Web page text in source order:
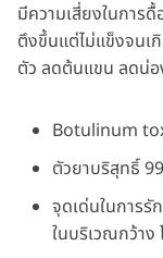
มีความเสี่ยงในการ
ตึงขึ้นแต่ไม่แข็งจนเ
ตัว ลดต้นแขน ลดน่อ
Botulinum
ตัวยาบริสุทธิ์
จุดเด่นในการรั
ในบริเวณกว้าง